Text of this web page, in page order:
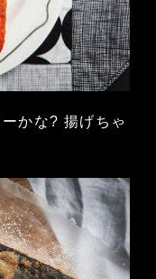
かな? 揚げちゃ